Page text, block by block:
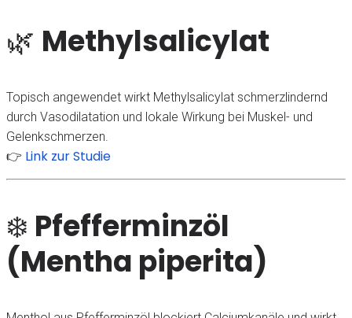
🌿 Methylsalicylat
Topisch angewendet wirkt Methylsalicylat schmerzlindernd
durch Vasodilatation und lokale Wirkung bei Muskel- und
Gelenkschmerzen.
👉 Link zur Studie
❄️ Pfefferminzöl
(Mentha piperita)